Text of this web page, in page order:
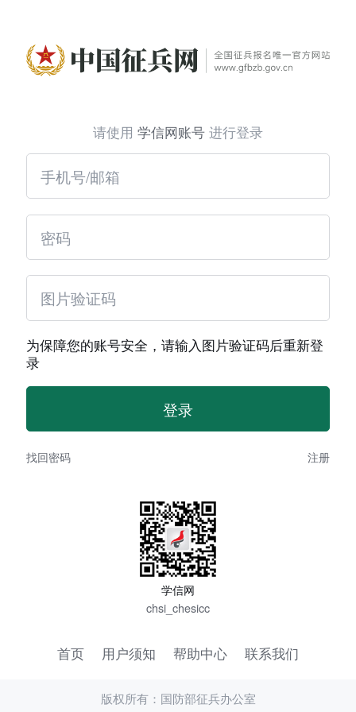
请使用 学信网账号 进行登录
为保障您的账号安全，请输入图片验证码后重新登
录
找回密码 注册
学信网
chsi_chesicc
首页 用户须知 帮助中心 联系我们
版权所有：国防部征兵办公室